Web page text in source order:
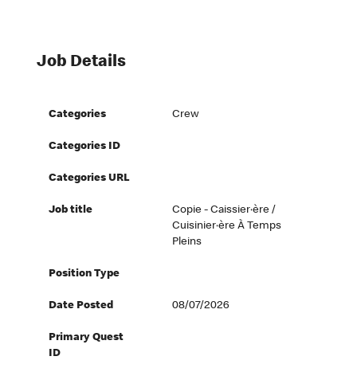
Job Details
Categories Crew
Categories ID
Categories URL
Job title
Copie - Caissier·ère /
Cuisinier·ère À Temps
Pleins
Position Type
Date Posted 08/07/2026
Primary Quest
ID